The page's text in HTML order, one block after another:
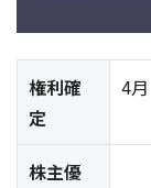
権利確
定
4月
株主優